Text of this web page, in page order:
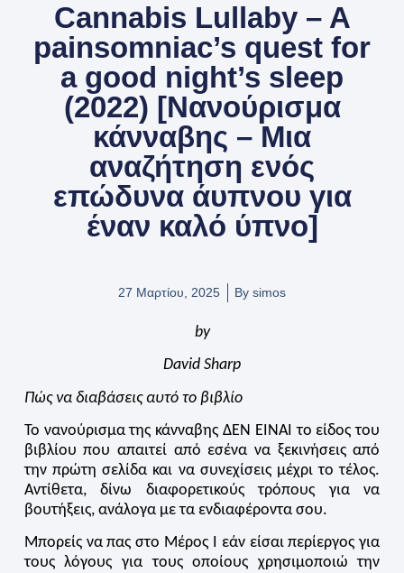
Cannabis Lullaby – A
painsomniac’s quest for
a good night’s sleep
(2022) [Νανούρισμα
κάνναβης – Μια
αναζήτηση ενός
επώδυνα άυπνου για
έναν καλό ύπνο]
27 Μαρτίου, 2025 By simos
by
David Sharp
Πώς να διαβάσεις αυτό το βιβλίο
Το νανούρισμα της κάνναβης ΔΕΝ ΕΙΝΑΙ το είδος του
βιβλίου που απαιτεί από εσένα να ξεκινήσεις από
την πρώτη σελίδα και να συνεχίσεις μέχρι το τέλος.
Αντίθετα, δίνω διαφορετικούς τρόπους για να
βουτήξεις, ανάλογα με τα ενδιαφέροντα σου.
Μπορείς να πας στο Μέρος I εάν είσαι περίεργος για
τους λόγους για τους οποίους χρησιμοποιώ την